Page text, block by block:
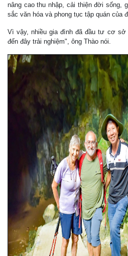
nâng cao thu nhập, cải thiện đời sống,
sắc văn hóa và phong tục tập quán của
Vì vậy, nhiều gia đình đã đầu tư cơ sở
đến đây trải nghiệm", ông Thào nói.